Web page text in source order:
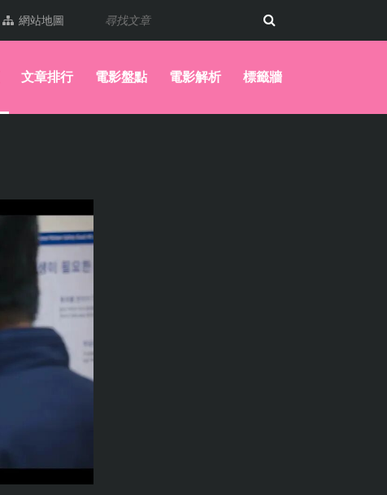
網站地圖
文章排行 電影盤點 電影解析 標籤牆